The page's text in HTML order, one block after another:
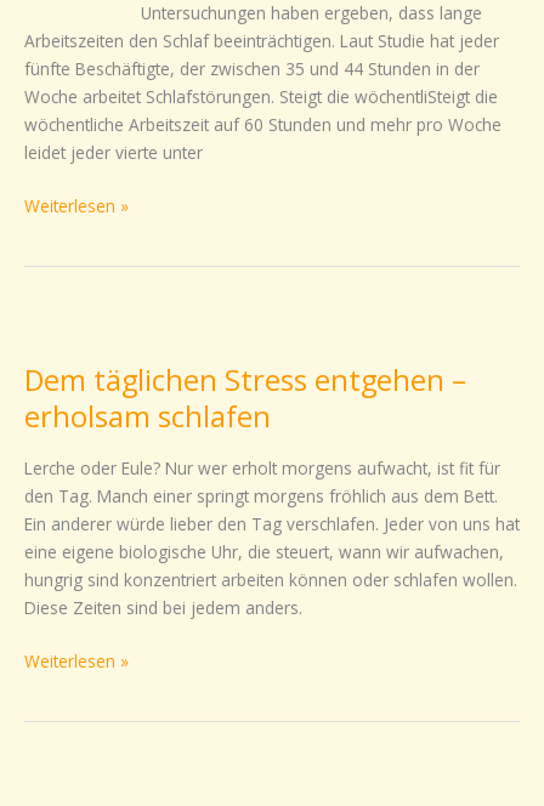
Untersuchungen haben ergeben, dass lange
Arbeitszeiten den Schlaf beeinträchtigen. Laut Studie hat jeder
fünfte Beschäftigte, der zwischen 35 und 44 Stunden in der
Woche arbeitet Schlafstörungen. Steigt die wöchentliSteigt die
wöchentliche Arbeitszeit auf 60 Stunden und mehr pro Woche
leidet jeder vierte unter
an
den
Arbeitszeiten
Weiterlesen »
Dem täglichen Stress entgehen –
erholsam schlafen
Lerche oder Eule? Nur wer erholt morgens aufwacht, ist fit für
den Tag. Manch einer springt morgens fröhlich aus dem Bett.
Ein anderer würde lieber den Tag verschlafen. Jeder von uns hat
eine eigene biologische Uhr, die steuert, wann wir aufwachen,
hungrig sind konzentriert arbeiten können oder schlafen wollen.
Diese Zeiten sind bei jedem anders.
Stress
entgehen
–
erholsam
schlafen
Weiterlesen »